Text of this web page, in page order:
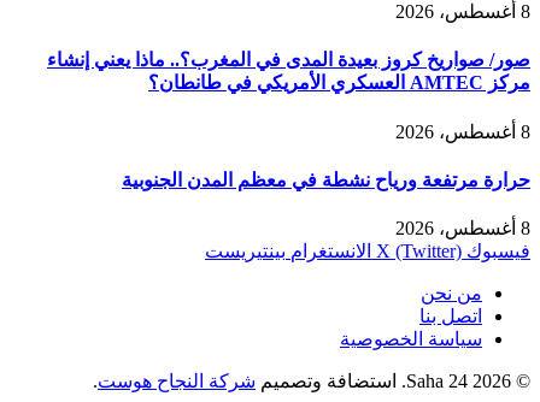
8 أغسطس، 2026
صور/ صواريخ كروز بعيدة المدى في المغرب؟.. ماذا يعني إنشاء
مركز AMTEC العسكري الأمريكي في طانطان؟
8 أغسطس، 2026
حرارة مرتفعة ورياح نشطة في معظم المدن الجنوبية
8 أغسطس، 2026
فيسبوك X (Twitter) الانستغرام بينتيريست
من نحن
اتصل بنا
سياسة الخصوصية
© 2026 Saha 24. استضافة وتصميم شركة النجاح هوست.